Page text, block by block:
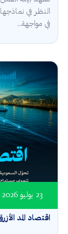
النظر في
في مواجهة...
اقتصاد المد
23 يوليو 2026